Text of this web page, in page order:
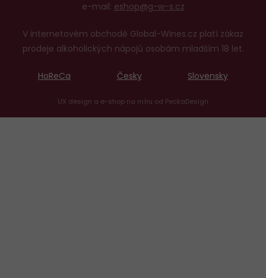
e-mail: eshop@g-w-s.cz
V internetovém obchodě Global-Wines.cz platí zákaz
prodeje alkoholických nápojů osobám mladším 18 let.
HoReCa Česky Slovensky
UX design a e-shop na míru od PeckaDesign